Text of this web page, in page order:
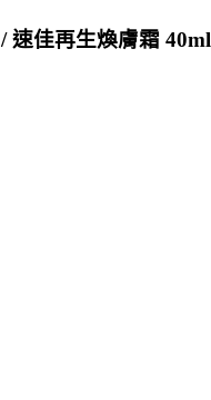
/ 速佳再生煥膚霜 40ml